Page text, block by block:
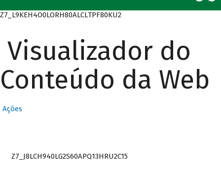
Z7_L9KEH4O0LORH80ALCLTPF80KU2
Visualizador do
Conteúdo da Web
Ações
Z7_J8LCH940LG2S60APQ13HRU2C15